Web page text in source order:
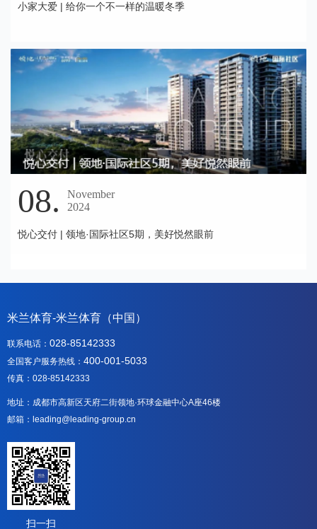
小家大爱 | 给你一个不一样的温暖冬季
08.
November
2024
悦心交付 | 领地·国际社区5期，美好悦然眼前
米兰体育-米兰体育（中国）
联系电话： 028-85142333
全国客户服务热线： 400-001-5033
传真：028-85142333
地址：成都市高新区天府二街领地·环球金融中心A座46楼
邮箱：leading@leading-group.cn
扫一扫